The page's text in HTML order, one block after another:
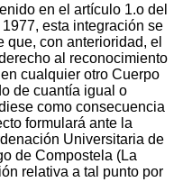
en el artículo 1.o del
esta integración se
con anterioridad, el
al reconocimiento
cualquier otro Cuerpo
de cuantía igual o
como consecuencia
formulará ante la
Universitaria de
de Compostela (La
relativa a tal punto por